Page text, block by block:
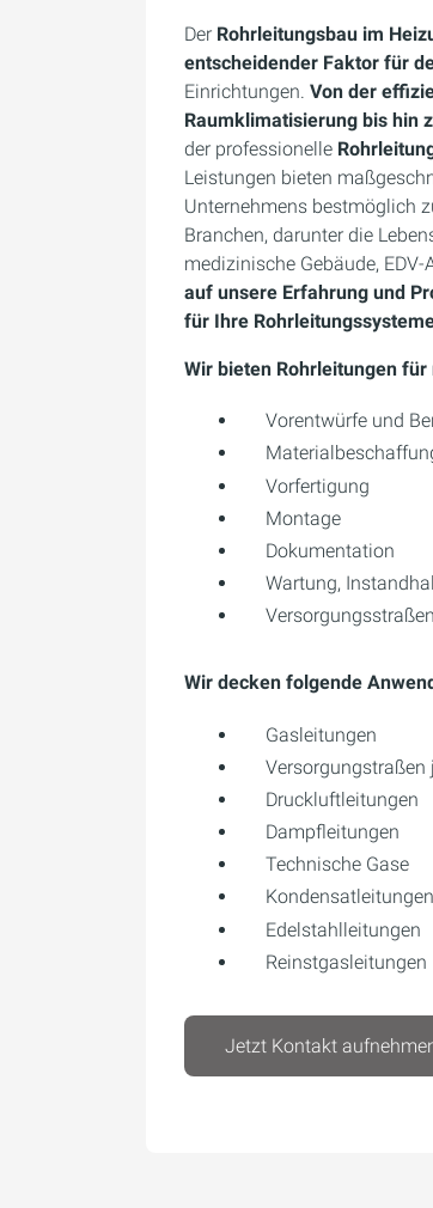
Der Rohrleitungsbau im
entscheidender Faktor für
Einrichtungen. Von der
Raumklimatisierung bis hin
der professionelle
Leistungen bieten
Unternehmens bestmöglich
Branchen, darunter die
medizinische Gebäude,
auf unsere Erfahrung und
für Ihre
Wir bieten Rohrleitungen
Vorentwürfe und
Vorfertigung
Montage
Dokumentation
Wartung,
Wir decken folgende
Gasleitungen
Versorgungstraßen
Druckluftleitungen
Dampfleitungen
Technische Gase
Kondensatleitungen
Edelstahlleitungen
Reinstgasleitungen
Jetzt Kontakt